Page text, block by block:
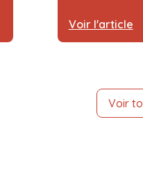
Voir l'article
Voir